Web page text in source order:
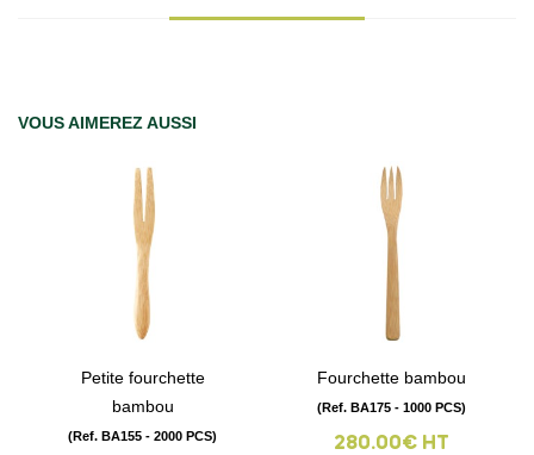
VOUS AIMEREZ AUSSI
Petite fourchette
bambou
(Ref. BA155 - 2000 PCS)
Fourchette bambou
(Ref. BA175 - 1000 PCS)
280.00€ HT